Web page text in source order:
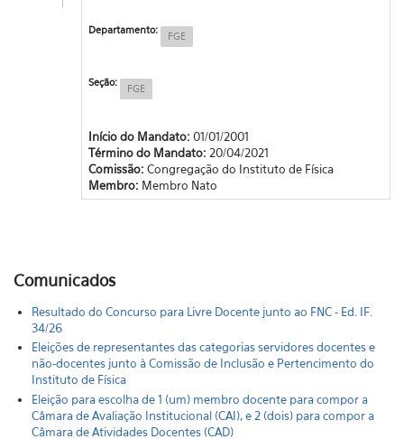
Departamento: FGE
Seção: FGE
Início do Mandato: 01/01/2001
Término do Mandato: 20/04/2021
Comissão: Congregação do Instituto de Física
Membro: Membro Nato
Comunicados
Resultado do Concurso para Livre Docente junto ao FNC - Ed. IF.
34/26
Eleições de representantes das categorias servidores docentes e
não-docentes junto à Comissão de Inclusão e Pertencimento do
Instituto de Física
Eleição para escolha de 1 (um) membro docente para compor a
Câmara de Avaliação Institucional (CAI), e 2 (dois) para compor a
Câmara de Atividades Docentes (CAD)